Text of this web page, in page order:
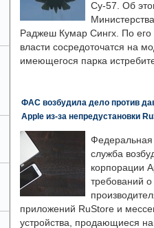
Су-57. Об
Раджеш Кумар Сингх. По его
власти сосредоточатся на
имеющегося парка
ФАС возбудила дело против
Apple из-за непредустановки
служба
корпорации
требований о
приложений RuStore и
устройства, продающиеся